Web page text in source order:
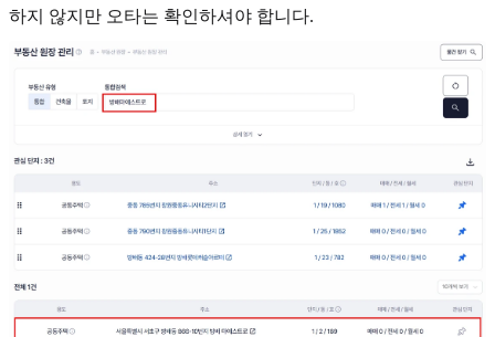
하지 않지만 오타는 확인하셔야 합니다.